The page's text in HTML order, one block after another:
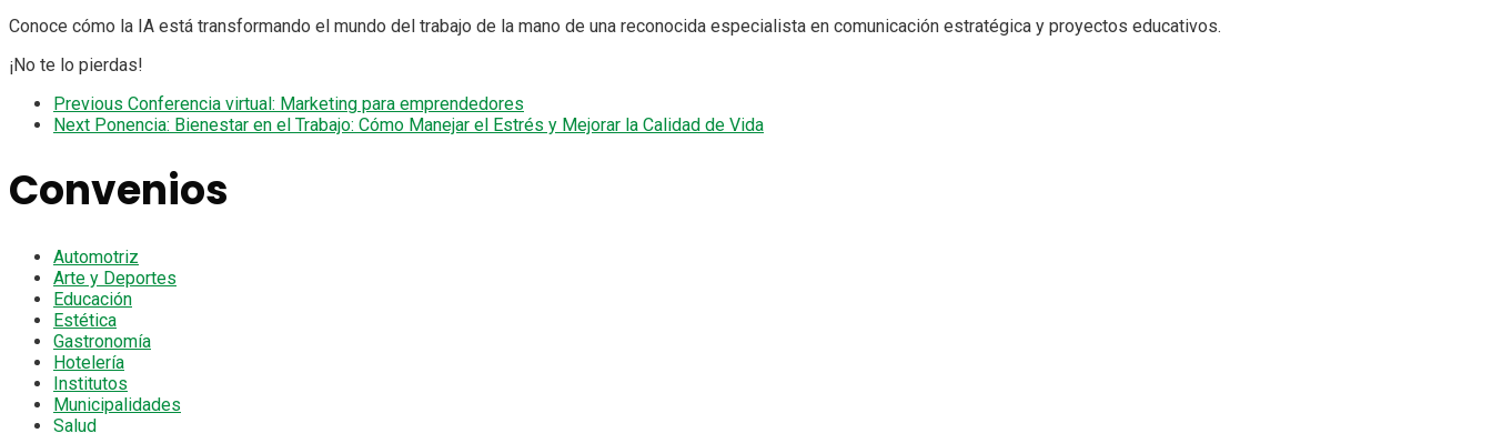
Conoce cómo la IA está transformando el mundo del trabajo de la mano de una reconocida especialista en comunicación estratégica y proyectos educativos.
¡No te lo pierdas!
Previous Conferencia virtual: Marketing para emprendedores
Next Ponencia: Bienestar en el Trabajo: Cómo Manejar el Estrés y Mejorar la Calidad de Vida
Convenios
Automotriz
Arte y Deportes
Educación
Estética
Gastronomía
Hotelería
Institutos
Municipalidades
Salud